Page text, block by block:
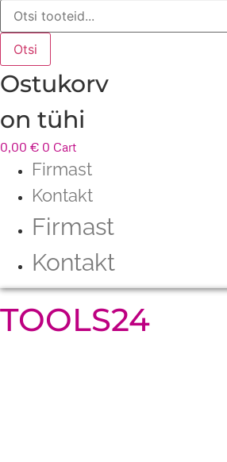
Products
search
Otsi
Ostukorv
on tühi
0,00 € 0 Cart
Firmast
Kontakt
Firmast
Kontakt
TOOLS24